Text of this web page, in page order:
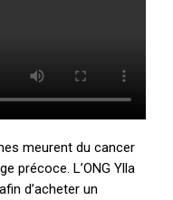
meurent du cancer
précoce. L’ONG Ylla
d’acheter un